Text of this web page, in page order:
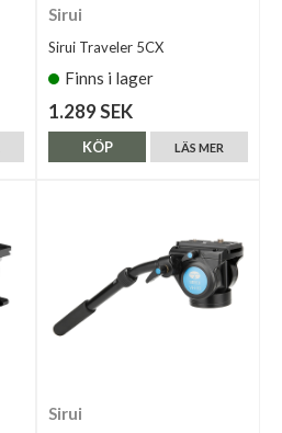
Sirui
Sirui Traveler 5CX
Finns i lager
1.289 SEK
LÄS MER
KÖP
Sirui